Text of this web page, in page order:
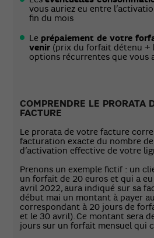
vous auriez eu entre
fin du mois
Le prépaiement de votre
venir (prix du forfait détenu +
options récurrentes que vous
COMPRENDRE LE PRORATA
FACTURE
Le prorata de votre facture
facturation exacte du nombre
d’activation effective de votre
Prenons un exemple fictif : un
un forfait de 20 euros et qui a
avril 2022, aura indiqué sur sa
début mai un montant à payer
correspondant à 20 jours de
et le 30 avril). Ce montant sera
jours sur un forfait mensuel qui